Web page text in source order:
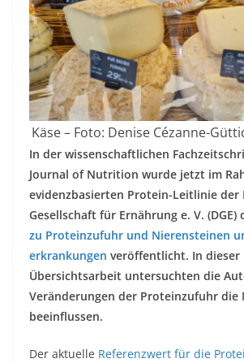
Käse – Foto: Denise Cézanne-
In der wissenschaftlichen
Journal of Nutrition wurde jetzt im
evidenzbasierten Protein-Leitlinie der
Gesellschaft für Ernährung e. V. (DGE)
zu Proteinzufuhr und Nierensteinen
erkrankungen veröffentlicht. In dieser
Übersichtsarbeit untersuchten die
Veränderungen der Proteinzufuhr
beeinflussen.
Der aktuelle Referenzwert für die